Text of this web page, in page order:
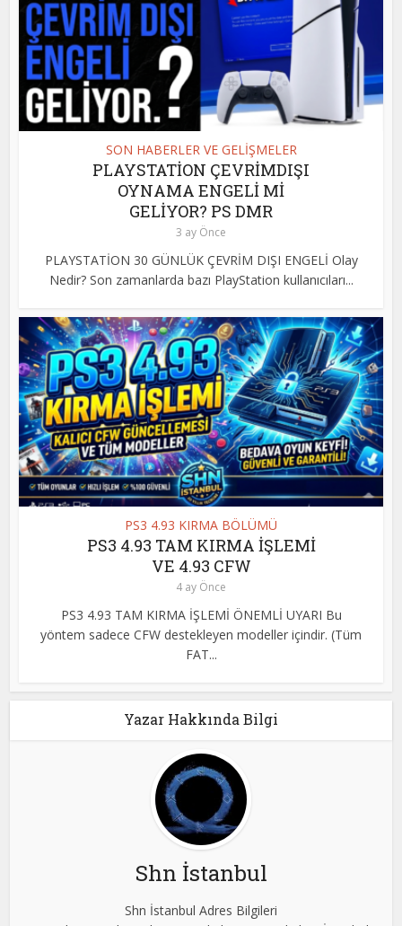
SON HABERLER VE GELİŞMELER
PLAYSTATİON ÇEVRİMDIŞI
OYNAMA ENGELİ Mİ
GELİYOR? PS DMR
3 ay Önce
PLAYSTATİON 30 GÜNLÜK ÇEVRİM DIŞI ENGELİ Olay
Nedir? Son zamanlarda bazı PlayStation kullanıcıları...
PS3 4.93 KIRMA BÖLÜMÜ
PS3 4.93 TAM KIRMA İŞLEMİ
VE 4.93 CFW
4 ay Önce
PS3 4.93 TAM KIRMA İŞLEMİ ÖNEMLİ UYARI Bu
yöntem sadece CFW destekleyen modeller içindir. (Tüm
FAT...
Yazar Hakkında Bilgi
Shn İstanbul
Shn İstanbul Adres Bilgileri